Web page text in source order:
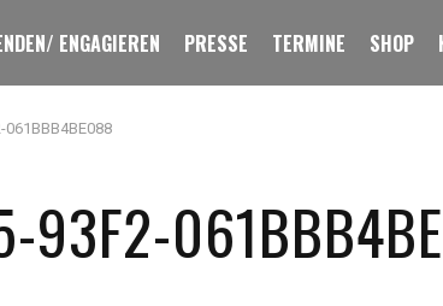
ENGAGIEREN PRESSE TERMINE SHOP
061BBB4BE088
93F2-